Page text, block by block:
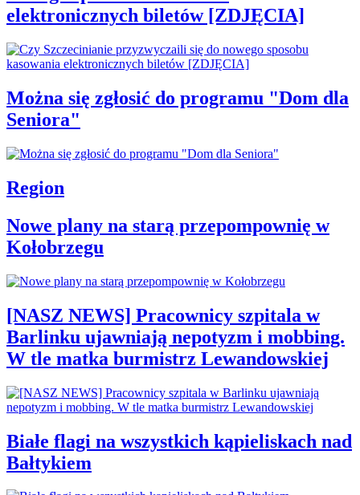
elektronicznych biletów [ZDJĘCIA]
Można się zgłosić do programu "Dom dla
Seniora"
Region
Nowe plany na starą przepompownię w
Kołobrzegu
[NASZ NEWS] Pracownicy szpitala w
Barlinku ujawniają nepotyzm i mobbing.
W tle matka burmistrz Lewandowskiej
Białe flagi na wszystkich kąpieliskach nad
Bałtykiem